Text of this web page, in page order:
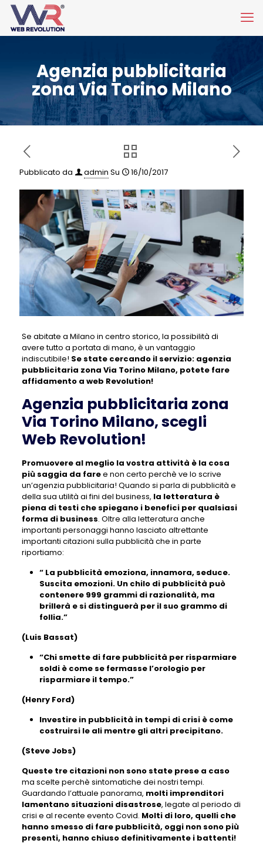
Agenzia pubblicitaria
zona Via Torino Milano
Pubblicato da admin Su 16/10/2017
Se abitate a Milano in centro storico, la possibilità di
avere tutto a portata di mano, è un vantaggio
indiscutibile! Se state cercando il servizio: agenzia
pubblicitaria zona Via Torino Milano, potete fare
affidamento a web Revolution!
Agenzia pubblicitaria zona
Via Torino Milano, scegli
Web Revolution!
Promuovere al meglio la vostra attività è la cosa
più saggia da faree non certo perchè ve lo scrive
un’agenzia pubblicitaria! Quando si parla di pubblicità e
della sua utilità ai fini del business, la letteratura è
piena di testi che spiegano i benefici per qualsiasi
forma di business. Oltre alla letteratura anche
importanti personaggi hanno lasciato altrettante
importanti citazioni sulla pubblicità che in parte
riportiamo:
“ La pubblicità emoziona, innamora, seduce.
Suscita emozioni. Un chilo di pubblicità può
contenere 999 grammi di razionalità, ma
brillerà e si distinguerà per il suo grammo di
follia.”
(Luis Bassat)
“Chi smette di fare pubblicità per risparmiare
soldi è come se fermasse l’orologio per
risparmiare il tempo.”
(Henry Ford)
Investire in pubblicità in tempi di crisi è come
costruirsi le ali mentre gli altri precipitano.
(Steve Jobs)
Queste tre citazioni non sono state prese a caso
ma scelte perchè sintomatiche dei nostri tempi.
Guardando l’attuale panorama, molti imprenditori
lamentano situazioni disastrose, legate al periodo di
crisi e al recente evento Covid. Molti di loro, quelli che
hanno smesso di fare pubblicità, oggi non sono più
presenti, hanno chiuso definitivamente i battenti!